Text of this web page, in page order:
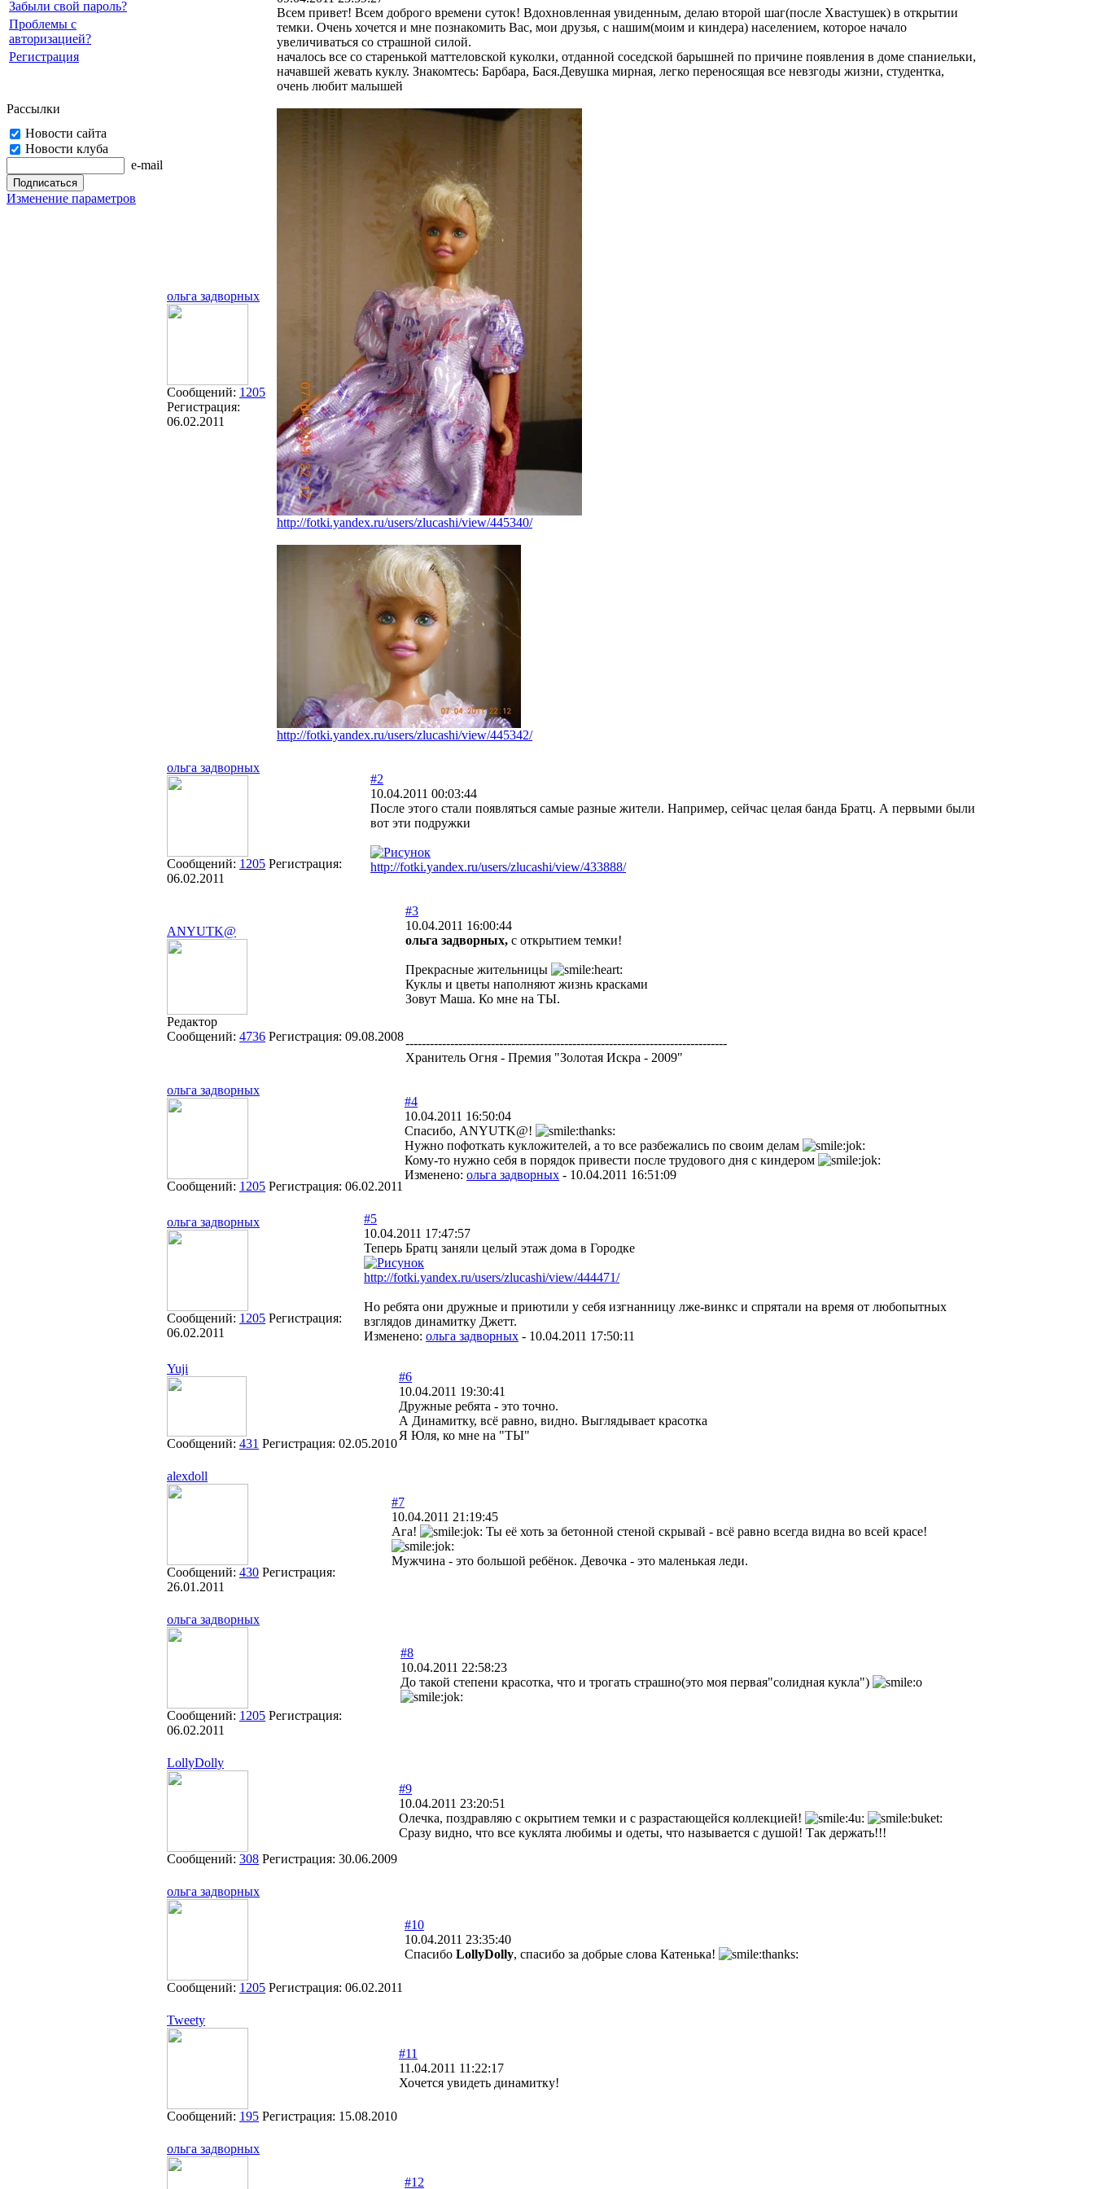
Забыли свой пароль?
Проблемы с
авторизацией?
Регистрация
Рассылки
Новости сайта
Новости клуба
e-mail
Изменение параметров
ольга задворных
Сообщений: 1205
Регистрация:
06.02.2011
Всем привет! Всем доброго времени суток! Вдохновленная увиденным, делаю второй шаг(после Хвастушек) в открытии
темки. Очень хочется и мне познакомить Вас, мои друзья, с нашим(моим и киндера) населением, которое начало
увеличиваться со страшной силой.
началось все со старенькой маттеловской куколки, отданной соседской барышней по причине появления в доме спаниельки,
начавшей жевать куклу. Знакомтесь: Барбара, Бася.Девушка мирная, легко переносящая все невзгоды жизни, студентка,
очень любит малышей
http://fotki.yandex.ru/users/zlucashi/view/445340/
http://fotki.yandex.ru/users/zlucashi/view/445342/
ольга задворных
Сообщений: 1205 Регистрация:
06.02.2011
#2
10.04.2011 00:03:44
После этого стали появляться самые разные жители. Например, сейчас целая банда Братц. А первыми были
вот эти подружки
http://fotki.yandex.ru/users/zlucashi/view/433888/
ANYUTK@
Редактор
Сообщений: 4736 Регистрация: 09.08.2008
#3
10.04.2011 16:00:44
ольга задворных, с открытием темки!
Прекрасные жительницы
Куклы и цветы наполняют жизнь красками
Зовут Маша. Ко мне на ТЫ.
-------------------------------------------------------------------------------
Хранитель Огня - Премия "Золотая Искра - 2009"
ольга задворных
Сообщений: 1205 Регистрация: 06.02.2011
#4
10.04.2011 16:50:04
Спасибо, ANYUTK@!
Нужно пофоткать кукложителей, а то все разбежались по своим делам
Кому-то нужно себя в порядок привести после трудового дня с киндером
Изменено: ольга задворных - 10.04.2011 16:51:09
ольга задворных
Сообщений: 1205 Регистрация:
06.02.2011
#5
10.04.2011 17:47:57
Теперь Братц заняли целый этаж дома в Городке
http://fotki.yandex.ru/users/zlucashi/view/444471/
Но ребята они дружные и приютили у себя изгнанницу лже-винкс и спрятали на время от любопытных
взглядов динамитку Джетт.
Изменено: ольга задворных - 10.04.2011 17:50:11
Yuji
Сообщений: 431 Регистрация: 02.05.2010
#6
10.04.2011 19:30:41
Дружные ребята - это точно.
А Динамитку, всё равно, видно. Выглядывает красотка
Я Юля, ко мне на "ТЫ"
alexdoll
Сообщений: 430 Регистрация:
26.01.2011
#7
10.04.2011 21:19:45
Ага!
Ты её хоть за бетонной стеной скрывай - всё равно всегда видна во всей красе!
Мужчина - это большой ребёнок. Девочка - это маленькая леди.
ольга задворных
Сообщений: 1205 Регистрация:
06.02.2011
#8
10.04.2011 22:58:23
До такой степени красотка, что и трогать страшно(это моя первая"солидная кукла")
LollyDolly
Сообщений: 308 Регистрация: 30.06.2009
#9
10.04.2011 23:20:51
Олечка, поздравляю с окрытием темки и с разрастающейся коллекцией!
Сразу видно, что все куклята любимы и одеты, что называется с душой! Так держать!!!
ольга задворных
Сообщений: 1205 Регистрация: 06.02.2011
#10
10.04.2011 23:35:40
Спасибо LollyDolly, спасибо за добрые слова Катенька!
Tweety
Сообщений: 195 Регистрация: 15.08.2010
#11
11.04.2011 11:22:17
Хочется увидеть динамитку!
ольга задворных
#12